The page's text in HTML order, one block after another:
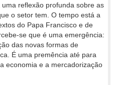
reflexão profunda sobre as
o setor tem. O tempo está a
do Papa Francisco e de
se que é uma emergência:
das novas formas de
É uma premência até para
economia e a mercadorização